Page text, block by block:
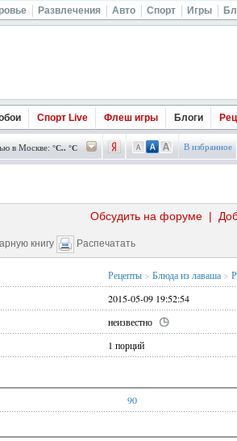
Развлечения Авто Спорт Игры
Спорт Live Флеш игры Блоги
в Москве: °C.. °C В избранное
|
Обсудить на форуме
книгу Распечатать
Рецепты > Блюда из лаваша >
2015-05-09 19:52:54
неизвестно
1 порций
90